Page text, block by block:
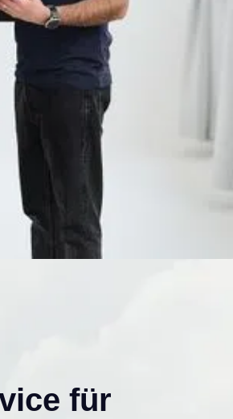
für